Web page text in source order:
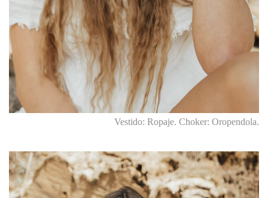
Vestido: Ropaje. Choker: Oropendola.